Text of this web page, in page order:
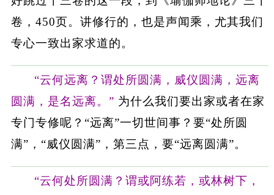
卷，450页。讲修行的，也是声闻乘，尤其我们
专心一致出家求道的。
“云何远离？谓处所圆满，威仪圆满，远离
圆满，是名远离。” 为什么我们要出家或者在家
专门专修呢？“远离”一切世间事？要“处所圆
满”，“威仪圆满”，第三点，要“远离圆满”。
“云何处所圆满？谓或阿练若，或林树下，